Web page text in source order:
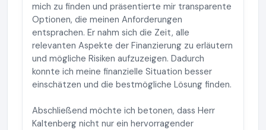
mich zu finden und präsentierte mir transparente
Optionen, die meinen Anforderungen
entsprachen. Er nahm sich die Zeit, alle
relevanten Aspekte der Finanzierung zu erläutern
und mögliche Risiken aufzuzeigen. Dadurch
konnte ich meine finanzielle Situation besser
einschätzen und die bestmögliche Lösung finden.
Abschließend möchte ich betonen, dass Herr
Kaltenberg nicht nur ein hervorragender